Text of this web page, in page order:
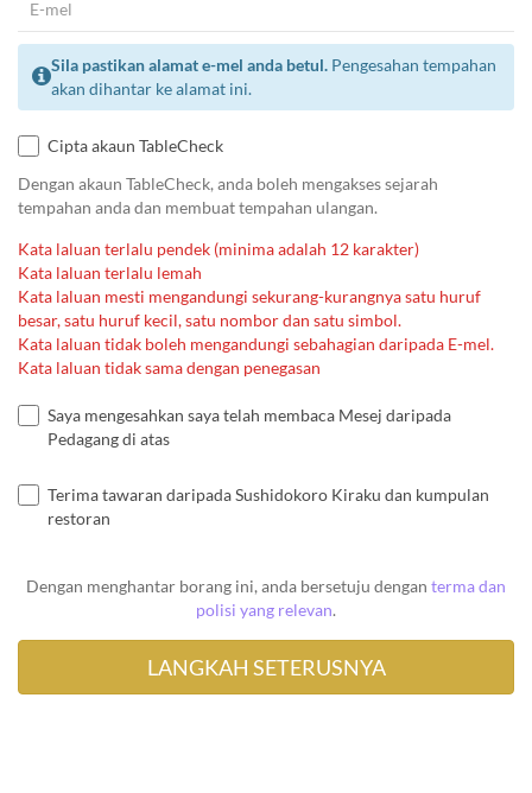
Sila pastikan alamat e-mel anda betul. Pengesahan tempahan
akan dihantar ke alamat ini.
Cipta akaun TableCheck
Dengan akaun TableCheck, anda boleh mengakses sejarah
tempahan anda dan membuat tempahan ulangan.
Kata laluan terlalu pendek (minima adalah 12 karakter)
Kata laluan terlalu lemah
Kata laluan mesti mengandungi sekurang-kurangnya satu huruf
besar, satu huruf kecil, satu nombor dan satu simbol.
Kata laluan tidak boleh mengandungi sebahagian daripada E-mel.
Kata laluan tidak sama dengan penegasan
Saya mengesahkan saya telah membaca Mesej daripada
Pedagang di atas
Terima tawaran daripada Sushidokoro Kiraku dan kumpulan
restoran
Dengan menghantar borang ini, anda bersetuju dengan terma dan
polisi yang relevan.